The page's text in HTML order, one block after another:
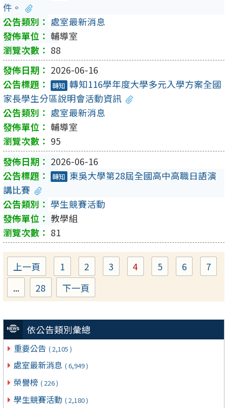
依公告類別彙總
重要公告 ( 2,105 )
處室最新消息 ( 6,949 )
榮譽榜 ( 226 )
學生競賽活動 ( 2,180 )
件。
處室最新消息
輔導室
88
2026-06-16
轉知 轉知116學年度大學多元入學方案全國
家長學生分區說明會活動資訊
處室最新消息
輔導室
95
2026-06-16
轉知 東吳大學第28屆全國高中高職日語演
講比賽
學生競賽活動
教學組
81
上一頁 Page
1 Page
2 Page
3 Page
4 Page
5 Page
6
7
...
Page
28 下一頁